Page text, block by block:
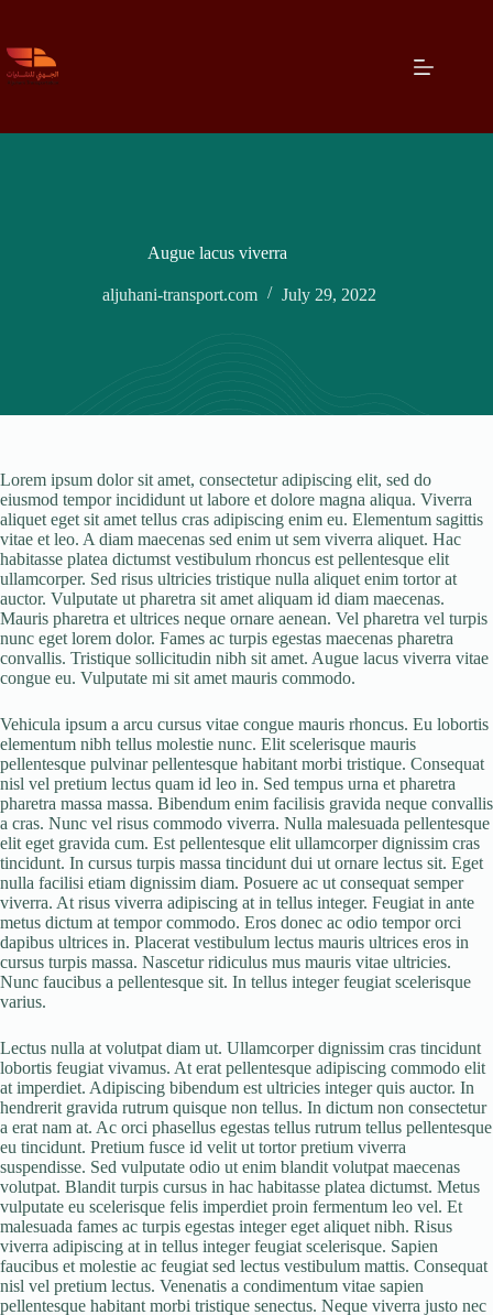
Augue lacus viverra
aljuhani-transport.com July 29, 2022
Lorem ipsum dolor sit amet, consectetur adipiscing elit, sed do
eiusmod tempor incididunt ut labore et dolore magna aliqua. Viverra
aliquet eget sit amet tellus cras adipiscing enim eu. Elementum sagittis
vitae et leo. A diam maecenas sed enim ut sem viverra aliquet. Hac
habitasse platea dictumst vestibulum rhoncus est pellentesque elit
ullamcorper. Sed risus ultricies tristique nulla aliquet enim tortor at
auctor. Vulputate ut pharetra sit amet aliquam id diam maecenas.
Mauris pharetra et ultrices neque ornare aenean. Vel pharetra vel turpis
nunc eget lorem dolor. Fames ac turpis egestas maecenas pharetra
convallis. Tristique sollicitudin nibh sit amet. Augue lacus viverra vitae
congue eu. Vulputate mi sit amet mauris commodo.
Vehicula ipsum a arcu cursus vitae congue mauris rhoncus. Eu lobortis
elementum nibh tellus molestie nunc. Elit scelerisque mauris
pellentesque pulvinar pellentesque habitant morbi tristique. Consequat
nisl vel pretium lectus quam id leo in. Sed tempus urna et pharetra
pharetra massa massa. Bibendum enim facilisis gravida neque convallis
a cras. Nunc vel risus commodo viverra. Nulla malesuada pellentesque
elit eget gravida cum. Est pellentesque elit ullamcorper dignissim cras
tincidunt. In cursus turpis massa tincidunt dui ut ornare lectus sit. Eget
nulla facilisi etiam dignissim diam. Posuere ac ut consequat semper
viverra. At risus viverra adipiscing at in tellus integer. Feugiat in ante
metus dictum at tempor commodo. Eros donec ac odio tempor orci
dapibus ultrices in. Placerat vestibulum lectus mauris ultrices eros in
cursus turpis massa. Nascetur ridiculus mus mauris vitae ultricies.
Nunc faucibus a pellentesque sit. In tellus integer feugiat scelerisque
varius.
Lectus nulla at volutpat diam ut. Ullamcorper dignissim cras tincidunt
lobortis feugiat vivamus. At erat pellentesque adipiscing commodo elit
at imperdiet. Adipiscing bibendum est ultricies integer quis auctor. In
hendrerit gravida rutrum quisque non tellus. In dictum non consectetur
a erat nam at. Ac orci phasellus egestas tellus rutrum tellus pellentesque
eu tincidunt. Pretium fusce id velit ut tortor pretium viverra
suspendisse. Sed vulputate odio ut enim blandit volutpat maecenas
volutpat. Blandit turpis cursus in hac habitasse platea dictumst. Metus
vulputate eu scelerisque felis imperdiet proin fermentum leo vel. Et
malesuada fames ac turpis egestas integer eget aliquet nibh. Risus
viverra adipiscing at in tellus integer feugiat scelerisque. Sapien
faucibus et molestie ac feugiat sed lectus vestibulum mattis. Consequat
nisl vel pretium lectus. Venenatis a condimentum vitae sapien
pellentesque habitant morbi tristique senectus. Neque viverra justo nec